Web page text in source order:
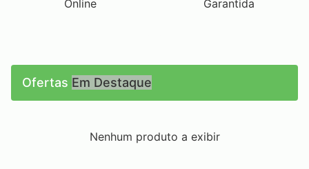
Online
Garantida
Ofertas Em Destaque
Nenhum produto a exibir